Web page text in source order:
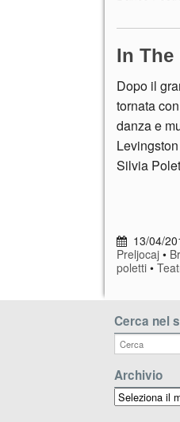
In The
Dopo il
tornata
danza e
Silvia
13/04/
Preljocaj •
poletti •
Cerca nel
Archivio
Archivio